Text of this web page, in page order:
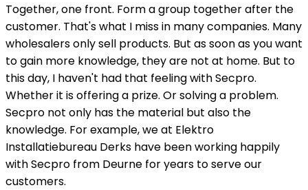
Together, one front. Form a group together after the
customer. That's what I miss in many companies. Many
wholesalers only sell products. But as soon as you want
to gain more knowledge, they are not at home. But to
this day, I haven't had that feeling with Secpro.
Whether it is offering a prize. Or solving a problem.
Secpro not only has the material but also the
knowledge. For example, we at Elektro
Installatiebureau Derks have been working happily
with Secpro from Deurne for years to serve our
customers.